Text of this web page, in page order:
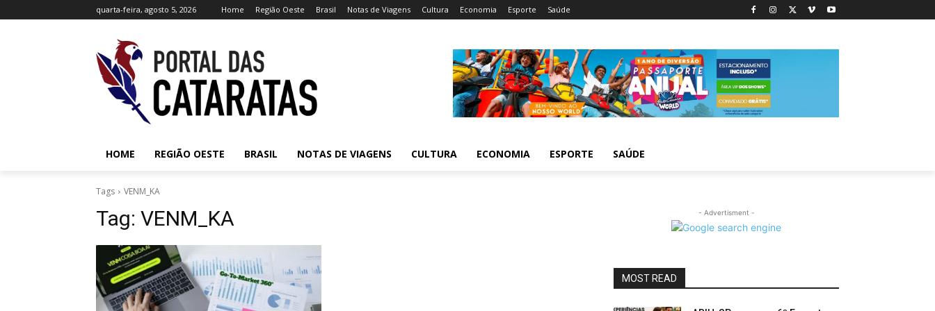
quarta-feira, agosto 5, 2026 Home Região Oeste Brasil Notas de Viagens Cultura Economia Esporte Saúde
HOME REGIÃO OESTE BRASIL NOTAS DE VIAGENS CULTURA ECONOMIA ESPORTE SAÚDE
Tags VENM_KA
Tag: VENM_KA - Advertisment -
MOST READ